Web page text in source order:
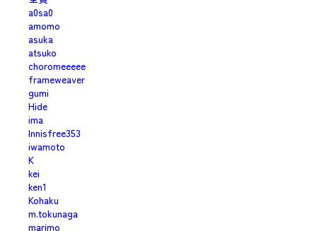
a0sa0
amomo
asuka
atsuko
choromeeeee
frameweaver
gumi
Hide
ima
Innisfree353
iwamoto
K
kei
ken1
Kohaku
m.tokunaga
marimo